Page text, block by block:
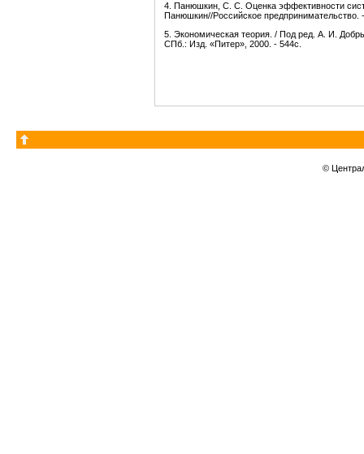
4. Панюшкин, С. С. Оценка эффективности
Панюшкин//Российское
5. Экономическая теория. / Под ред. А. И.
СПб.: Изд. «Питер», 2000. - 544с.
©